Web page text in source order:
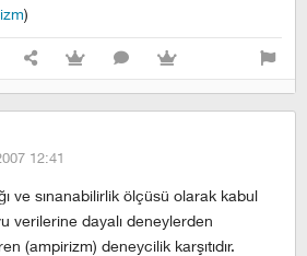
)
12:41
ve sınanabilirlik ölçüsü olarak kabul
verilerine dayalı deneylerden
(ampirizm) deneycilik karşıtıdır.